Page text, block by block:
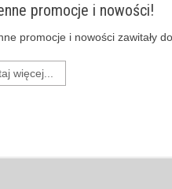
promocje i nowości!
promocje i nowości zawitały
więcej...